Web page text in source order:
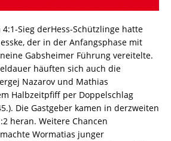
Sieg derHess-Schützlinge hatte
der in der Anfangsphase mit
Gabsheimer Führung vereitelte.
häuften sich auch die
Nazarov und Mathias
Halbzeitpfiff per Doppelschlag
Die Gastgeber kamen in derzweiten
heran. Weitere Chancen
Wormatias junger